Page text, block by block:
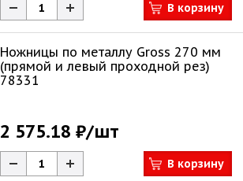
В корзину
Ножницы по металлу Gross 270 мм
(прямой и левый проходной рез)
78331
2 575.18 ₽/шт
В корзину